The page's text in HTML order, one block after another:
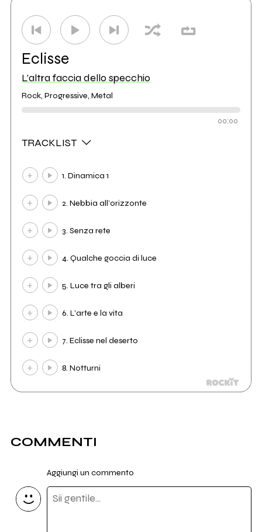
Eclisse
L’altra faccia dello specchio
Rock, Progressive, Metal
00:00
TRACKLIST
1. Dinamica 1
2. Nebbia all’orizzonte
3. Senza rete
4. Qualche goccia di luce
5. Luce tra gli alberi
6. L’arte e la vita
7. Eclisse nel deserto
8. Notturni
COMMENTI
Aggiungi un commento